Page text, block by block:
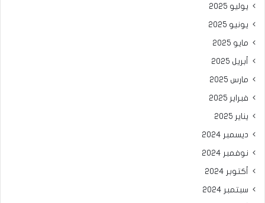
يوليو 2025
يونيو 2025
مايو 2025
أبريل 2025
مارس 2025
فبراير 2025
يناير 2025
ديسمبر 2024
نوفمبر 2024
أكتوبر 2024
سبتمبر 2024